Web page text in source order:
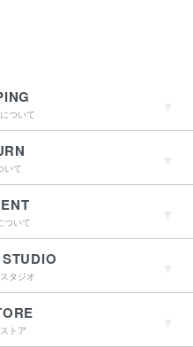
ついて
込）以上
料無料
ご注文で
日配送
いて
ちらへ
ついて
タジオ
トア